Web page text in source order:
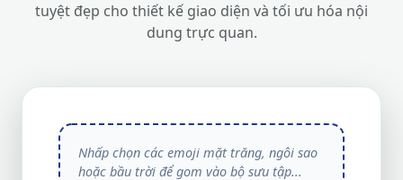
tuyệt đẹp cho thiết kế giao diện và tối ưu hóa nội
dung trực quan.